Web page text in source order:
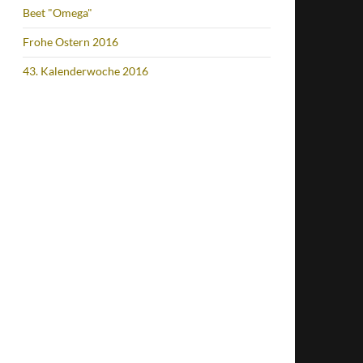
Beet "Omega"
Frohe Ostern 2016
43. Kalenderwoche 2016